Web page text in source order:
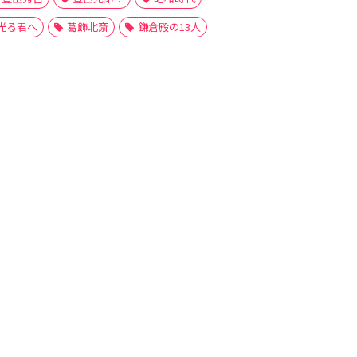
る君へ
葛飾北斎 鎌倉殿の13人